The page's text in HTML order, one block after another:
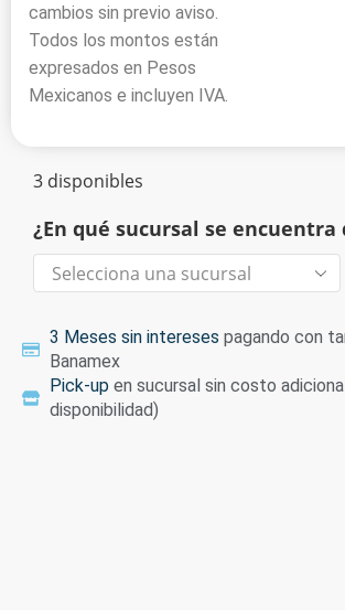
cambios sin previo aviso.
Todos los montos están
expresados en Pesos
Mexicanos e incluyen IVA.
3 disponibles
¿En qué sucursal se encuentra
3 Meses sin intereses pagando con
Banamex
Pick-up en sucursal sin costo
disponibilidad)